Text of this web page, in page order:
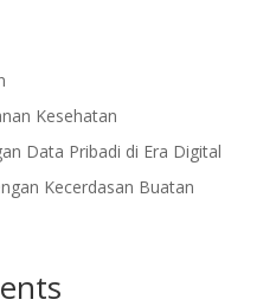
Kesehatan
Data Pribadi di Era Digital
Kecerdasan Buatan